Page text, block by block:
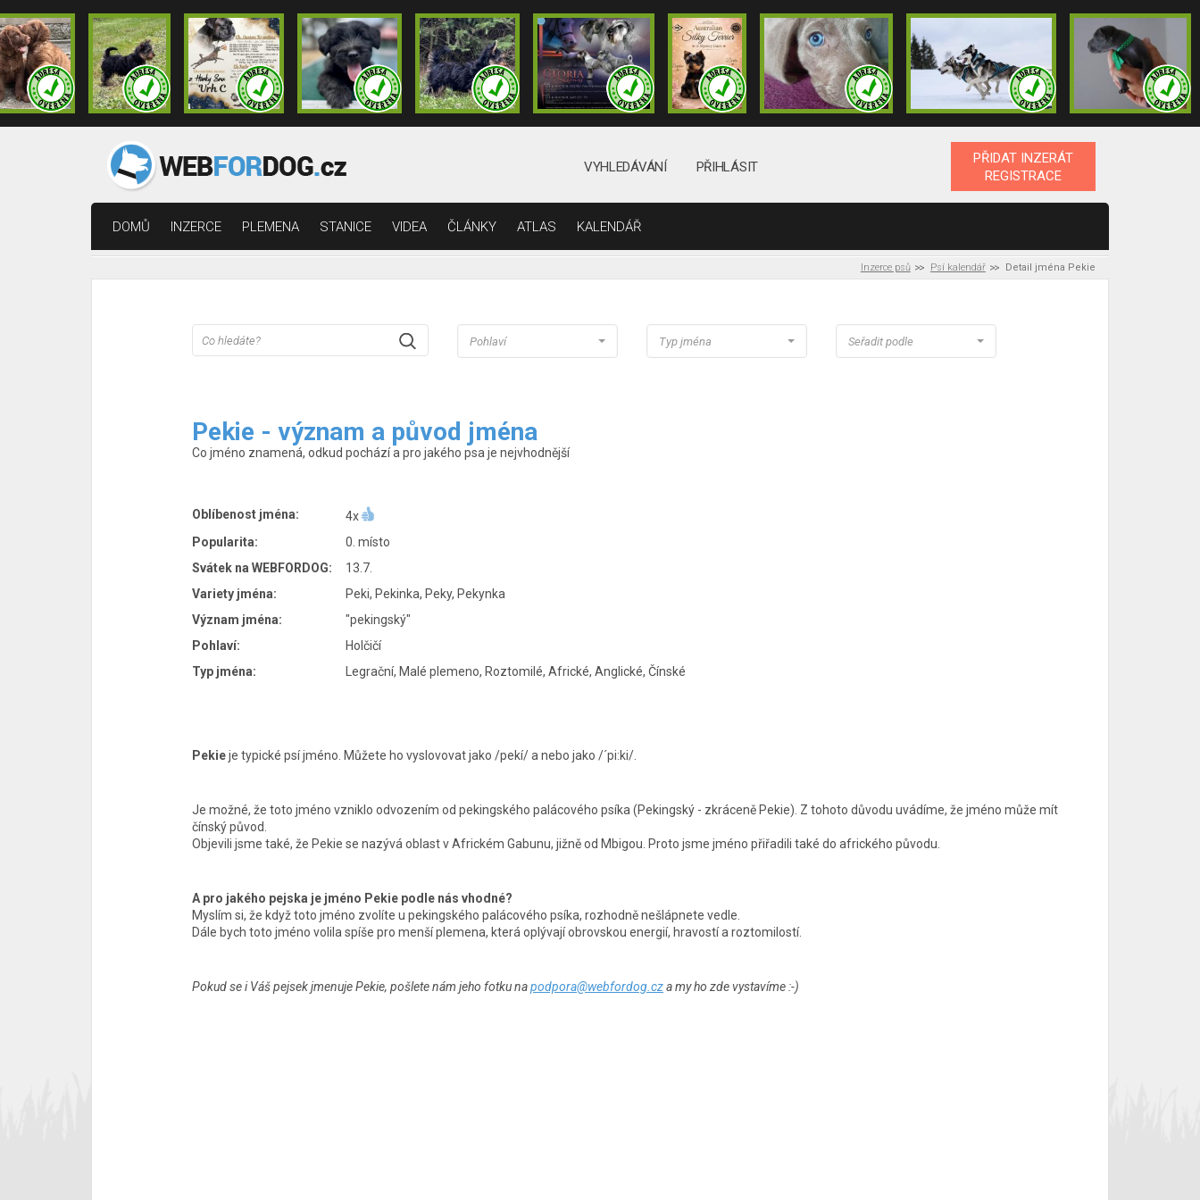
VYHLEDÁVÁNÍ PŘIHLÁSIT
PŘIDAT INZERÁT
REGISTRACE
DOMŮ INZERCE PLEMENA STANICE VIDEA ČLÁNKY ATLAS KALENDÁŘ
Inzerce psů Psí kalendář Detail jména Pekie
Pohlaví Typ jména Seřadit podle
Pekie - význam a původ jména
Co jméno znamená, odkud pochází a pro jakého psa je nejvhodnější
Oblíbenost jména:
4x
Popularita:
0. místo
Svátek na WEBFORDOG:
13.7.
Variety jména:
Peki, Pekinka, Peky, Pekynka
Význam jména:
"pekingský"
Pohlaví:
Holčičí
Typ jména:
Legrační, Malé plemeno, Roztomilé, Africké, Anglické, Čínské
Pekieje typické psí jméno. Můžete ho vyslovovat jako /pekí/ a nebo jako /´pi:ki/.
Je možné, že toto jméno vzniklo odvozením od pekingského palácového psíka (Pekingský - zkráceně Pekie). Z tohoto důvodu uvádíme, že jméno může mít
čínský původ.
Objevili jsme také, že Pekie se nazývá oblast v Africkém Gabunu, jižně od Mbigou. Proto jsme jméno přiřadili také do afrického původu.
A pro jakého pejska je jméno Pekie podle nás vhodné?
Myslím si, že když toto jméno zvolíte u pekingského palácového psíka, rozhodně nešlápnete vedle.
Dále bych toto jméno volila spíše pro menší plemena, která oplývají obrovskou energií, hravostí a roztomilostí.
Pokud se i Váš pejsek jmenuje Pekie, pošlete nám jeho fotku napodpora@webfordog.cza my ho zde vystavíme :-)